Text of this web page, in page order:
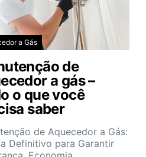
a Gás
de
a gás –
o que você
saber
de Aquecedor a Gás:
Definitivo para Garantir